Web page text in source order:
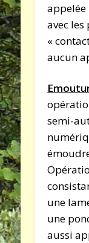
appelée
avec
«
aucun
semi-
une
une
aussi